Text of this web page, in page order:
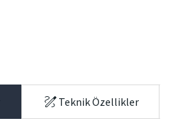
Teknik Özellikler